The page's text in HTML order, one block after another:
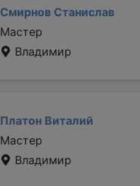
Смирнов Станислав
Мастер
Владимир
Платон Виталий
Мастер
Владимир